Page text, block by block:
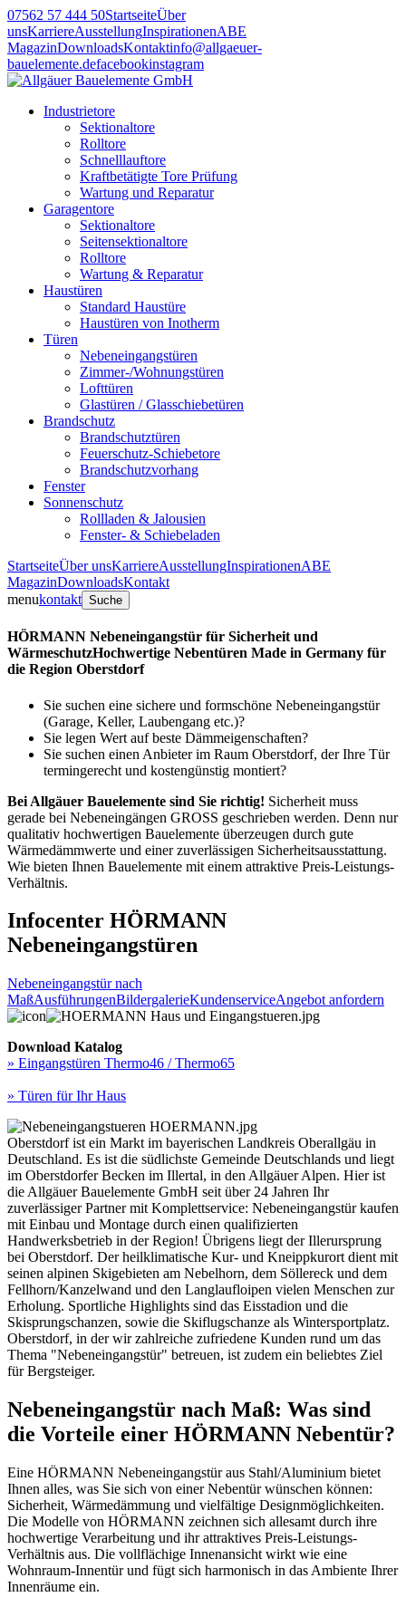
07562 57 444 50StartseiteÜber
unsKarriereAusstellungInspirationenABE
MagazinDownloadsKontaktinfo@allgaeuer-
bauelemente.defacebookinstagram
Industrietore
Sektionaltore
Rolltore
Schnelllauftore
Kraftbetätigte Tore Prüfung
Wartung und Reparatur
Garagentore
Sektionaltore
Seitensektionaltore
Rolltore
Wartung & Reparatur
Haustüren
Standard Haustüre
Haustüren von Inotherm
Türen
Nebeneingangstüren
Zimmer-/Wohnungstüren
Lofttüren
Glastüren / Glasschiebetüren
Brandschutz
Brandschutztüren
Feuerschutz-Schiebetore
Brandschutzvorhang
Fenster
Sonnenschutz
Rollladen & Jalousien
Fenster- & Schiebeladen
StartseiteÜber unsKarriereAusstellungInspirationenABE
MagazinDownloadsKontakt
menukontakt Suche
HÖRMANN Nebeneingangstür für Sicherheit und
WärmeschutzHochwertige Nebentüren Made in Germany für
die Region Oberstdorf
Sie suchen eine sichere und formschöne Nebeneingangstür
(Garage, Keller, Laubengang etc.)?
Sie legen Wert auf beste Dämmeigenschaften?
Sie suchen einen Anbieter im Raum Oberstdorf, der Ihre Tür
termingerecht und kostengünstig montiert?
Bei Allgäuer Bauelemente sind Sie richtig! Sicherheit muss
gerade bei Nebeneingängen GROSS geschrieben werden. Denn nur
qualitativ hochwertigen Bauelemente überzeugen durch gute
Wärmedämmwerte und einer zuverlässigen Sicherheitsausstattung.
Wie bieten Ihnen Bauelemente mit einem attraktive Preis-Leistungs-
Verhältnis.
Infocenter HÖRMANN
Nebeneingangstüren
Nebeneingangstür nach
MaßAusführungenBildergalerieKundenserviceAngebot anfordern
Download Katalog
» Eingangstüren Thermo46 / Thermo65
» Türen für Ihr Haus
Oberstdorf ist ein Markt im bayerischen Landkreis Oberallgäu in
Deutschland. Es ist die südlichste Gemeinde Deutschlands und liegt
im Oberstdorfer Becken im Illertal, in den Allgäuer Alpen. Hier ist
die Allgäuer Bauelemente GmbH seit über 24 Jahren Ihr
zuverlässiger Partner mit Komplettservice: Nebeneingangstür kaufen
mit Einbau und Montage durch einen qualifizierten
Handwerksbetrieb in der Region! Übrigens liegt der Illerursprung
bei Oberstdorf. Der heilklimatische Kur- und Kneippkurort dient mit
seinen alpinen Skigebieten am Nebelhorn, dem Söllereck und dem
Fellhorn/Kanzelwand und den Langlaufloipen vielen Menschen zur
Erholung. Sportliche Highlights sind das Eisstadion und die
Skisprungschanzen, sowie die Skiflugschanze als Wintersportplatz.
Oberstdorf, in der wir zahlreiche zufriedene Kunden rund um das
Thema "Nebeneingangstür" betreuen, ist zudem ein beliebtes Ziel
für Bergsteiger.
Nebeneingangstür nach Maß: Was sind
die Vorteile einer HÖRMANN Nebentür?
Eine HÖRMANN Nebeneingangstür aus Stahl/Aluminium bietet
Ihnen alles, was Sie sich von einer Nebentür wünschen können:
Sicherheit, Wärmedämmung und vielfältige Designmöglichkeiten.
Die Modelle von HÖRMANN zeichnen sich allesamt durch ihre
hochwertige Verarbeitung und ihr attraktives Preis-Leistungs-
Verhältnis aus. Die vollflächige Innenansicht wirkt wie eine
Wohnraum-Innentür und fügt sich harmonisch in das Ambiente Ihrer
Innenräume ein.